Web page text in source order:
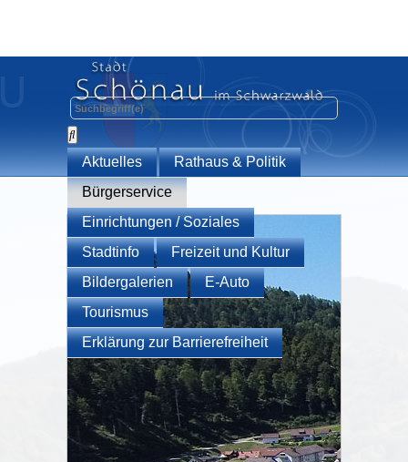
Aktuelles
Rathaus & Politik
Bürgerservice
Einrichtungen / Soziales
Stadtinfo
Freizeit und Kultur
Bildergalerien
E-Auto
Tourismus
Erklärung zur Barrierefreiheit